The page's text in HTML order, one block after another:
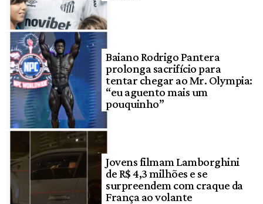
Baiano Rodrigo Pantera
prolonga sacrifício para
tentar chegar ao Mr. Olympia:
“eu aguento mais um
pouquinho”
Jovens filmam Lamborghini
de R$ 4,3 milhões e se
surpreendem com craque da
França ao volante